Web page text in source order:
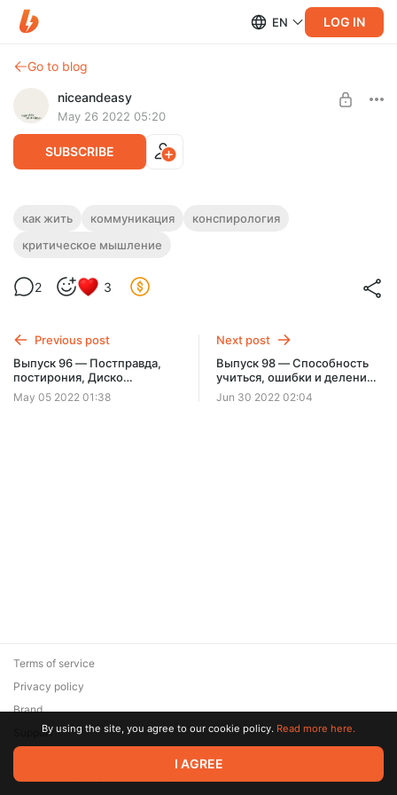
EN LOG IN
Go to blog
niceandeasy
May 26 2022 05:20
SUBSCRIBE
Выпуск 97 — Конспирологические
теории, критическое мышление и
Level required:
как жить коммуникация
конспирология
критическое мышление
2 3
Previous post
Выпуск 96 — Постправда,
постирония, Диско
Эллизиум и культурные
прыжки
May 05 2022 01:38
Next post
Выпуск 98 — Способность
учиться, ошибки и деление
на нормальных и нет
Jun 30 2022 02:04
© 2026 Zaya Solutions Limited. All rights reserved. All trademarks
are the property of their respective owners.
Terms of service
Privacy policy
Brand
SupportBy using the site, you agree to our cookie policy. Read more here.
I AGREE